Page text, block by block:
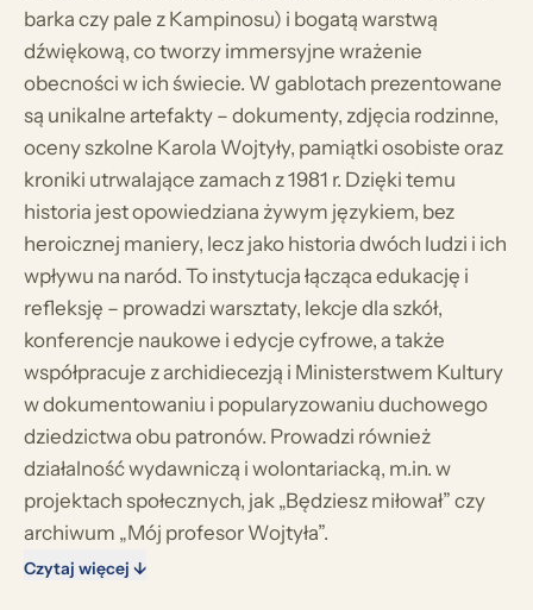
barka czy pale z Kampinosu) i bogatą warstwą
dźwiękową, co tworzy immersyjne wrażenie
obecności w ich świecie. W gablotach prezentowane
są unikalne artefakty – dokumenty, zdjęcia rodzinne,
oceny szkolne Karola Wojtyły, pamiątki osobiste oraz
kroniki utrwalające zamach z 1981 r. Dzięki temu
historia jest opowiedziana żywym językiem, bez
heroicznej maniery, lecz jako historia dwóch ludzi i ich
wpływu na naród. To instytucja łącząca edukację i
refleksję – prowadzi warsztaty, lekcje dla szkół,
konferencje naukowe i edycje cyfrowe, a także
współpracuje z archidiecezją i Ministerstwem Kultury
w dokumentowaniu i popularyzowaniu duchowego
dziedzictwa obu patronów. Prowadzi również
działalność wydawniczą i wolontariacką, m.in. w
projektach społecznych, jak „Będziesz miłował” czy
archiwum „Mój profesor Wojtyła”.
Czytaj więcej ↓